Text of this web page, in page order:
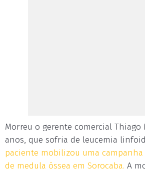
Morreu o gerente comercial Thiago
anos, que sofria de leucemia
paciente mobilizou uma
de medula óssea em Sorocaba. A